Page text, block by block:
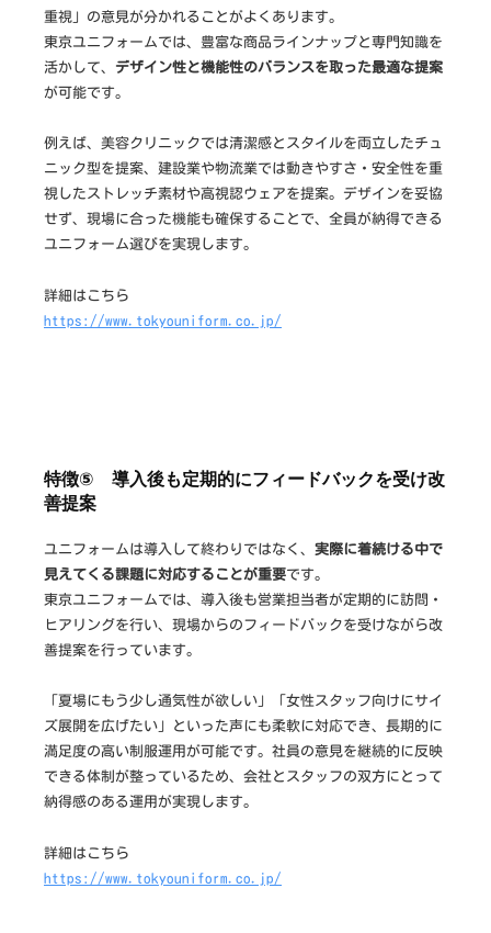
重視」の意見が分かれることがよくあります。
東京ユニフォームでは、豊富な商品ラインナップと専門知識を
活かして、 デザイン性と機能性のバランスを取った最適な提案
が可能です。
例えば、美容クリニックでは清潔感とスタイルを両立したチュ
ニック型を提案、建設業や物流業では動きやすさ・安全性を重
視したストレッチ素材や高視認ウェアを提案。デザインを妥協
せず、現場に合った機能も確保することで、全員が納得できる
ユニフォーム選びを実現します。
詳細はこちら
https://www.tokyouniform.co.jp/
特徴⑤ 導入後も定期的にフィードバックを受け改
善提案
ユニフォームは導入して終わりではなく、 実際に着続ける中で
見えてくる課題に対応することが重要です。
東京ユニフォームでは、導入後も営業担当者が定期的に訪問・
ヒアリングを行い、現場からのフィードバックを受けながら改
善提案を行っています。
「夏場にもう少し通気性が欲しい」「女性スタッフ向けにサイ
ズ展開を広げたい」といった声にも柔軟に対応でき、長期的に
満足度の高い制服運用が可能です。社員の意見を継続的に反映
できる体制が整っているため、会社とスタッフの双方にとって
納得感のある運用が実現します。
詳細はこちら
https://www.tokyouniform.co.jp/